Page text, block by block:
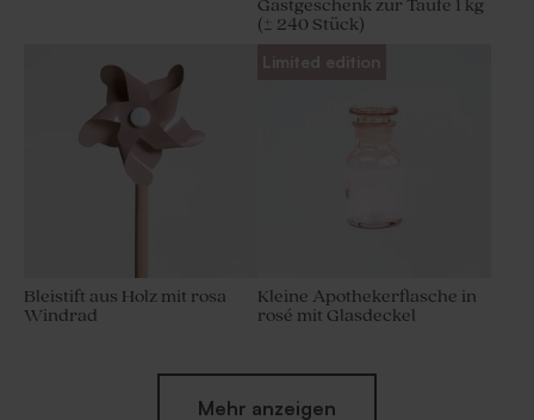
Gastgeschenk zur Taufe 1 kg
(± 240 Stück)
Bleistift aus Holz mit rosa
Windrad
Limited edition
Kleine Apothekerflasche in
rosé mit Glasdeckel
Mehr anzeigen